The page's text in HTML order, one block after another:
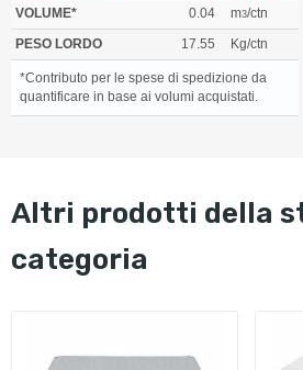
*Contributo per le spese di spedizione da
quantificare in base ai volumi acquistati.
VOLUME*
0.04 m3/ctn
PESO LORDO
17.55 Kg/ctn
altri prodotti della stessa
categoria